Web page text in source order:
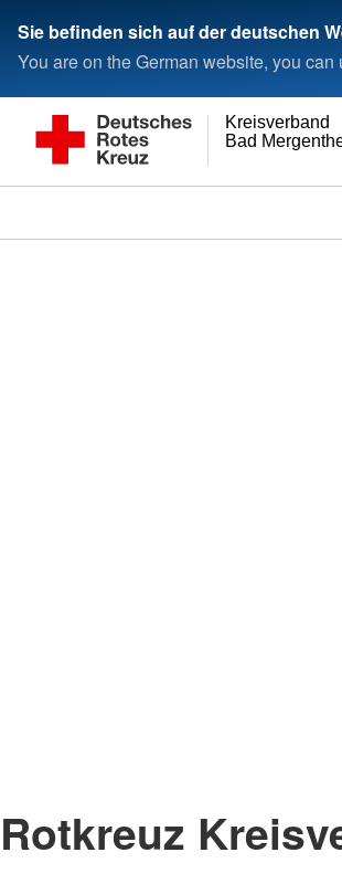
Sie befinden sich auf der deutschen
You are on the German website, you
Bad
Kreisverband
Rotkreuz